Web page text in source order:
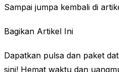
Sampai jumpa kembali di
Bagikan Artikel Ini
Dapatkan pulsa dan paket
sini! Hemat waktu dan